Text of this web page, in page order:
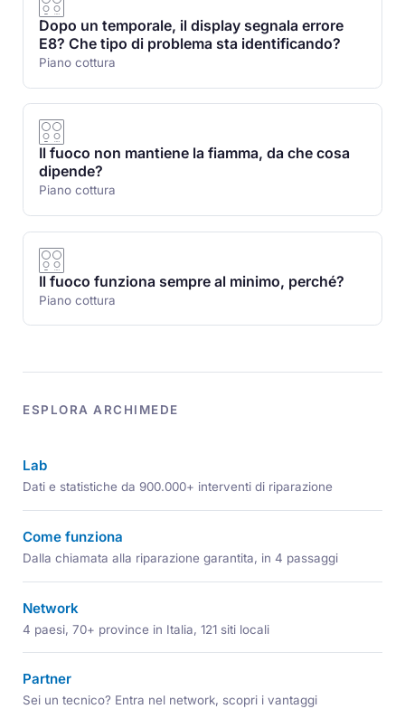
Dopo un temporale, il display segnala errore
E8? Che tipo di problema sta identificando?
Piano cottura
Il fuoco non mantiene la fiamma, da che cosa
dipende?
Piano cottura
Il fuoco funziona sempre al minimo, perché?
Piano cottura
ESPLORA ARCHIMEDE
Lab
Dati e statistiche da 900.000+ interventi di riparazione
Come funziona
Dalla chiamata alla riparazione garantita, in 4 passaggi
Network
4 paesi, 70+ province in Italia, 121 siti locali
Partner
Sei un tecnico? Entra nel network, scopri i vantaggi